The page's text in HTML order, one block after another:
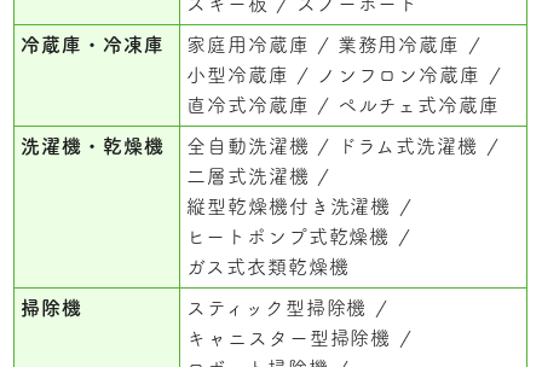
冷蔵庫・冷凍庫 家庭用冷蔵庫
業務用冷蔵庫
小型冷蔵庫
ノンフロン冷蔵庫
直冷式冷蔵庫
ペルチェ式冷蔵庫
洗濯機・乾燥機 全自動洗濯機
ドラム式洗濯機
二層式洗濯機
縦型乾燥機付き洗濯機
ヒートポンプ式乾燥機
ガス式衣類乾燥機
掃除機
スティック型掃除機
キャニスター型掃除機